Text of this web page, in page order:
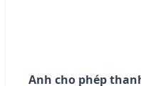
Anh cho phép